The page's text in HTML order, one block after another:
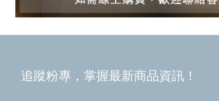
追蹤粉專，掌握最新商品資訊！